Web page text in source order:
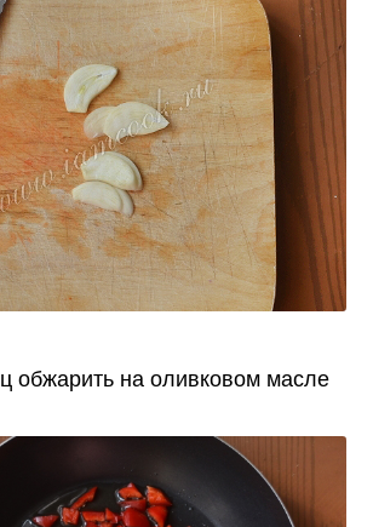
обжарить на оливковом масле